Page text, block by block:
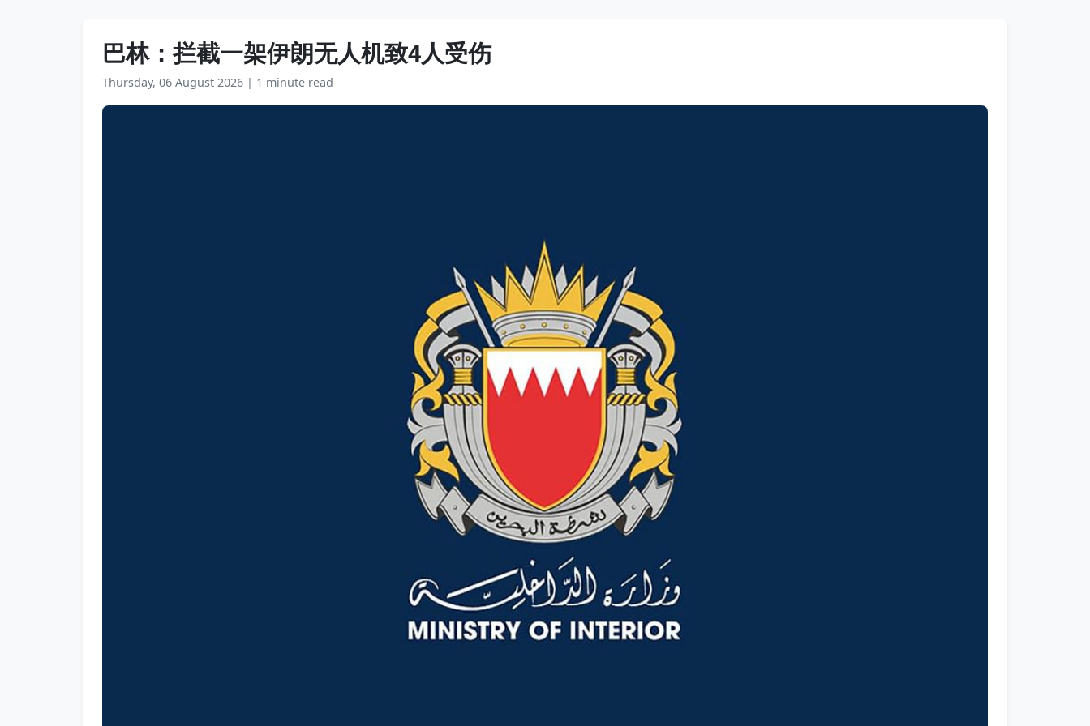
巴林：拦截一架伊朗无人机致4人受伤
Thursday, 06 August 2026 | 1 minute read